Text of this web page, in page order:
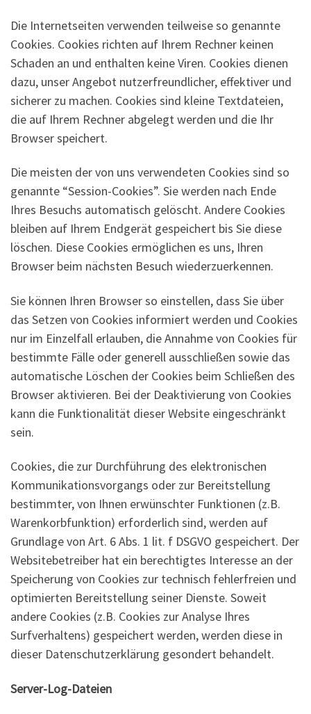
Die Internetseiten verwenden teilweise so genannte
Cookies. Cookies richten auf Ihrem Rechner keinen
Schaden an und enthalten keine Viren. Cookies dienen
dazu, unser Angebot nutzerfreundlicher, effektiver und
sicherer zu machen. Cookies sind kleine Textdateien,
die auf Ihrem Rechner abgelegt werden und die Ihr
Browser speichert.
Die meisten der von uns verwendeten Cookies sind so
genannte “Session-Cookies”. Sie werden nach Ende
Ihres Besuchs automatisch gelöscht. Andere Cookies
bleiben auf Ihrem Endgerät gespeichert bis Sie diese
löschen. Diese Cookies ermöglichen es uns, Ihren
Browser beim nächsten Besuch wiederzuerkennen.
Sie können Ihren Browser so einstellen, dass Sie über
das Setzen von Cookies informiert werden und Cookies
nur im Einzelfall erlauben, die Annahme von Cookies für
bestimmte Fälle oder generell ausschließen sowie das
automatische Löschen der Cookies beim Schließen des
Browser aktivieren. Bei der Deaktivierung von Cookies
kann die Funktionalität dieser Website eingeschränkt
sein.
Cookies, die zur Durchführung des elektronischen
Kommunikationsvorgangs oder zur Bereitstellung
bestimmter, von Ihnen erwünschter Funktionen (z.B.
Warenkorbfunktion) erforderlich sind, werden auf
Grundlage von Art. 6 Abs. 1 lit. f DSGVO gespeichert. Der
Websitebetreiber hat ein berechtigtes Interesse an der
Speicherung von Cookies zur technisch fehlerfreien und
optimierten Bereitstellung seiner Dienste. Soweit
andere Cookies (z.B. Cookies zur Analyse Ihres
Surfverhaltens) gespeichert werden, werden diese in
dieser Datenschutzerklärung gesondert behandelt.
Server-Log-Dateien